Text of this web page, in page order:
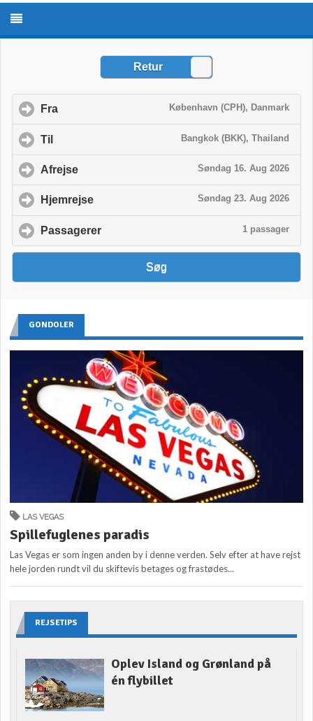
GONDOLER
LAS VEGAS
Spillefuglenes paradis
Las Vegas er som ingen anden by i denne verden. Selv efter at have rejst
hele jorden rundt vil du skiftevis betages og frastødes...
REJSETIPS
Oplev Island og Grønland på
én flybillet